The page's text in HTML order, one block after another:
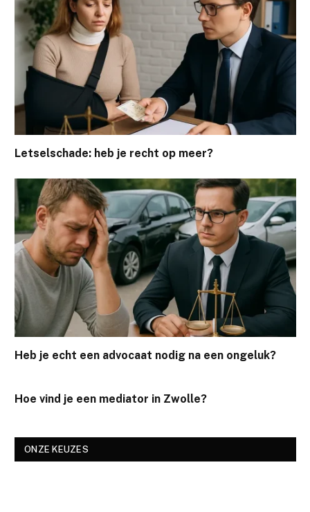
Letselschade: heb je recht op meer?
Heb je echt een advocaat nodig na een ongeluk?
Hoe vind je een mediator in Zwolle?
ONZE KEUZES